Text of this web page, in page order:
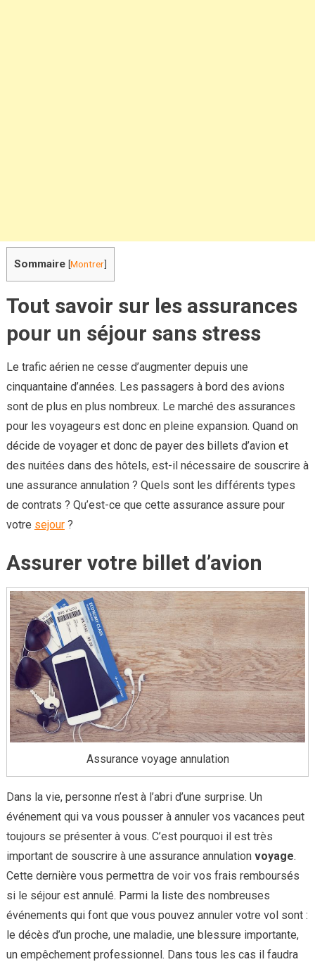
Sommaire [Montrer]
Tout savoir sur les assurances
pour un séjour sans stress
Le trafic aérien ne cesse d’augmenter depuis une
cinquantaine d’années. Les passagers à bord des avions
sont de plus en plus nombreux. Le marché des assurances
pour les voyageurs est donc en pleine expansion. Quand on
décide de voyager et donc de payer des billets d’avion et
des nuitées dans des hôtels, est-il nécessaire de souscrire à
une assurance annulation ? Quels sont les différents types
de contrats ? Qu’est-ce que cette assurance assure pour
votre sejour?
Assurer votre billet d’avion
Assurance voyage annulation
Dans la vie, personne n’est à l’abri d’une surprise. Un
événement qui va vous pousser à annuler vos vacances peut
toujours se présenter à vous. C’est pourquoi il est très
important de souscrire à une assurance annulation voyage.
Cette dernière vous permettra de voir vos frais remboursés
si le séjour est annulé. Parmi la liste des nombreuses
événements qui font que vous pouvez annuler votre vol sont :
le décès d’un proche, une maladie, une blessure importante,
un empêchement professionnel. Dans tous les cas il faudra